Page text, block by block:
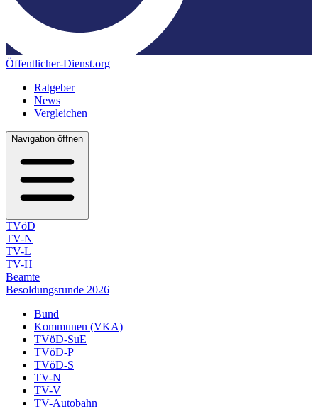
Öffentlicher-Dienst.org
Ratgeber
News
Vergleichen
Navigation öffnen
TVöD
TV-N
TV-L
TV-H
Beamte
Besoldungsrunde 2026
Bund
Kommunen (VKA)
TVöD-SuE
TVöD-P
TVöD-S
TV-N
TV-V
TV-Autobahn